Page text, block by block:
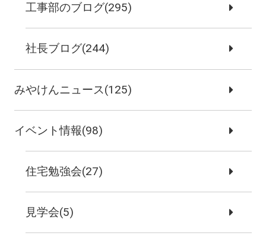
工事部のブログ(295)
社長ブログ(244)
みやけんニュース(125)
イベント情報(98)
住宅勉強会(27)
見学会(5)